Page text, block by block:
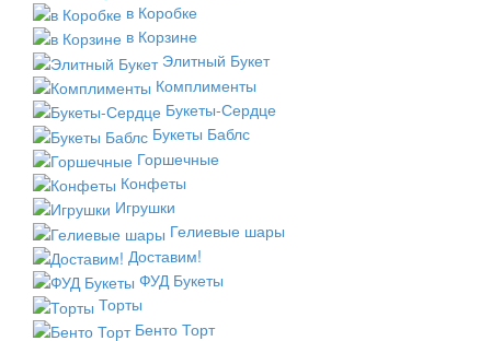
в Коробке
в Корзине
Элитный Букет
Комплименты
Букеты-Сердце
Букеты Баблс
Горшечные
Конфеты
Игрушки
Гелиевые шары
Доставим!
ФУД Букеты
Торты
Бенто Торт